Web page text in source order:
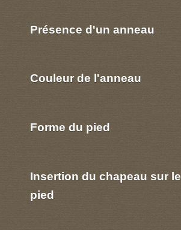
Présence d'un anneau
Couleur de l'anneau
Forme du pied
Insertion du chapeau sur le
pied